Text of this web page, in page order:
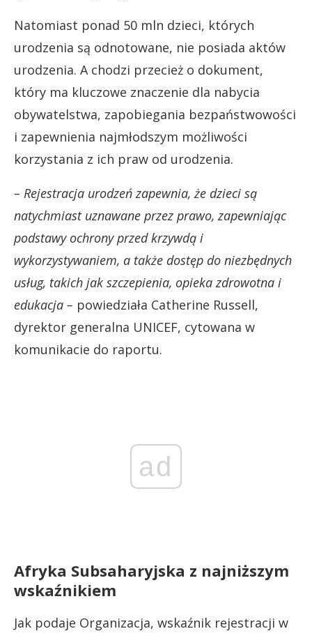
Natomiast ponad 50 mln dzieci, których
urodzenia są odnotowane, nie posiada aktów
urodzenia. A chodzi przecież o dokument,
który ma kluczowe znaczenie dla nabycia
obywatelstwa, zapobiegania bezpaństwowości
i zapewnienia najmłodszym możliwości
korzystania z ich praw od urodzenia.
– Rejestracja urodzeń zapewnia, że dzieci są
natychmiast uznawane przez prawo, zapewniając
podstawy ochrony przed krzywdą i
wykorzystywaniem, a także dostęp do niezbędnych
usług, takich jak szczepienia, opieka zdrowotna i
edukacja – powiedziała Catherine Russell,
dyrektor generalna UNICEF, cytowana w
komunikacie do raportu.
ad
Afryka Subsaharyjska z najniższym
wskaźnikiem
Jak podaje Organizacja, wskaźnik rejestracji w